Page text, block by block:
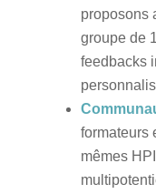
proposons
groupe de
feedbacks
formateurs
mêmes